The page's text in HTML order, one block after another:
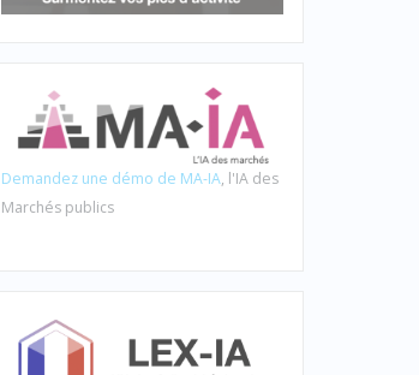
Demandez une démo de MA-IA, l'IA des
Marchés publics